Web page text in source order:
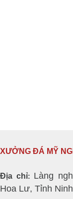
XƯỞNG ĐÁ MỸ
Địa chỉ: Làng
Hoa Lư, Tỉnh